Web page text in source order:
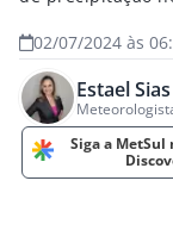
02/07/2024 às
Estael Sias
Siga a MetSul